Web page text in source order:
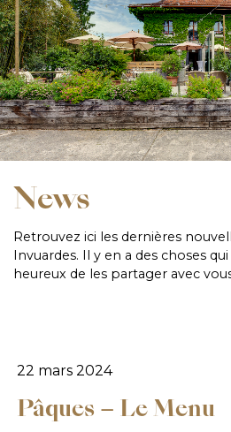
News
Retrouvez ici les dernières
Invuardes. Il y en a des choses
heureux de les partager avec
22 mars 2024
Pâques – Le Menu